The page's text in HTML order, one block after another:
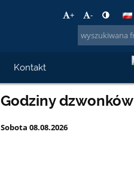
+ -
Kontakt
Godziny dzwonków
Sobota 08.08.2026